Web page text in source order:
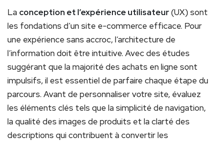
La conception et l’expérience utilisateur(UX) sont
les fondations d’un site e-commerce efficace. Pour
une expérience sans accroc, l’architecture de
l’information doit être intuitive. Avec des études
suggérant que la majorité des achats en ligne sont
impulsifs, il est essentiel de parfaire chaque étape du
parcours. Avant de personnaliser votre site, évaluez
les éléments clés tels que la simplicité de navigation,
la qualité des images de produits et la clarté des
descriptions qui contribuent à convertir les